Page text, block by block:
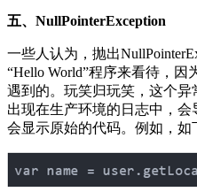
五、NullPointerException
一些人认为，抛出
“Hello World”程序来看待，因
遇到的。玩笑归玩笑，这个
出现在生产环境的日志中，
会显示原始的代码。例如，如